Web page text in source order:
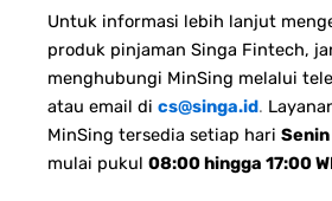
Untuk informasi lebih lanjut
produk pinjaman Singa Fintech,
menghubungi MinSing melalui
atau email di cs@singa.id.
MinSing tersedia setiap hari
mulai pukul 08:00 hingga 17:00